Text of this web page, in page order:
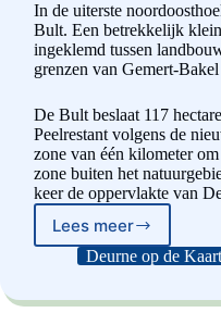
In de uiterste
Bult. Een betrekkelijk
ingeklemd tussen
grenzen van Gemert-
De Bult beslaat 117
Peelrestant volgens de
zone van één kilometer
zone buiten het
keer de oppervlakte van
Lees meer
De
Bult
een
Deurne op de Kaart